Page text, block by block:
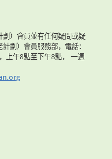
）會員並有任何疑問或疑
劃）會員服務部，電話：
上午8點至下午8點， 一週